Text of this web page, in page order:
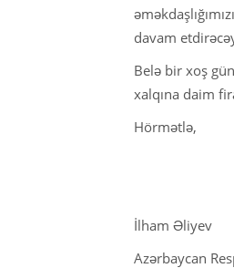
davam
Belə bir xoş
xalqına daim
Hörmətlə,
İlham Əliyev
Azərbaycan